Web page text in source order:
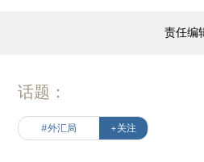
责任编
话题：
#外汇局 +关注